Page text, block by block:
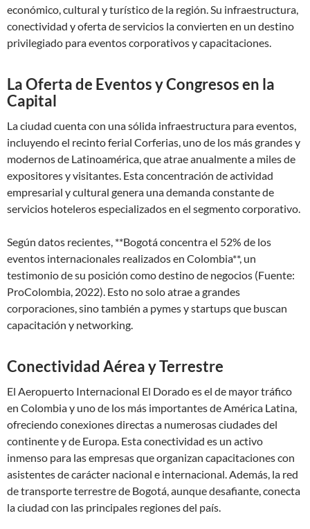
económico, cultural y turístico de la región. Su infraestructura,
conectividad y oferta de servicios la convierten en un destino
privilegiado para eventos corporativos y capacitaciones.
La Oferta de Eventos y Congresos en la
Capital
La ciudad cuenta con una sólida infraestructura para eventos,
incluyendo el recinto ferial Corferias, uno de los más grandes y
modernos de Latinoamérica, que atrae anualmente a miles de
expositores y visitantes. Esta concentración de actividad
empresarial y cultural genera una demanda constante de
servicios hoteleros especializados en el segmento corporativo.
Según datos recientes, **Bogotá concentra el 52% de los
eventos internacionales realizados en Colombia**, un
testimonio de su posición como destino de negocios (Fuente:
ProColombia, 2022). Esto no solo atrae a grandes
corporaciones, sino también a pymes y startups que buscan
capacitación y networking.
Conectividad Aérea y Terrestre
El Aeropuerto Internacional El Dorado es el de mayor tráfico
en Colombia y uno de los más importantes de América Latina,
ofreciendo conexiones directas a numerosas ciudades del
continente y de Europa. Esta conectividad es un activo
inmenso para las empresas que organizan capacitaciones con
asistentes de carácter nacional e internacional. Además, la red
de transporte terrestre de Bogotá, aunque desafiante, conecta
la ciudad con las principales regiones del país.